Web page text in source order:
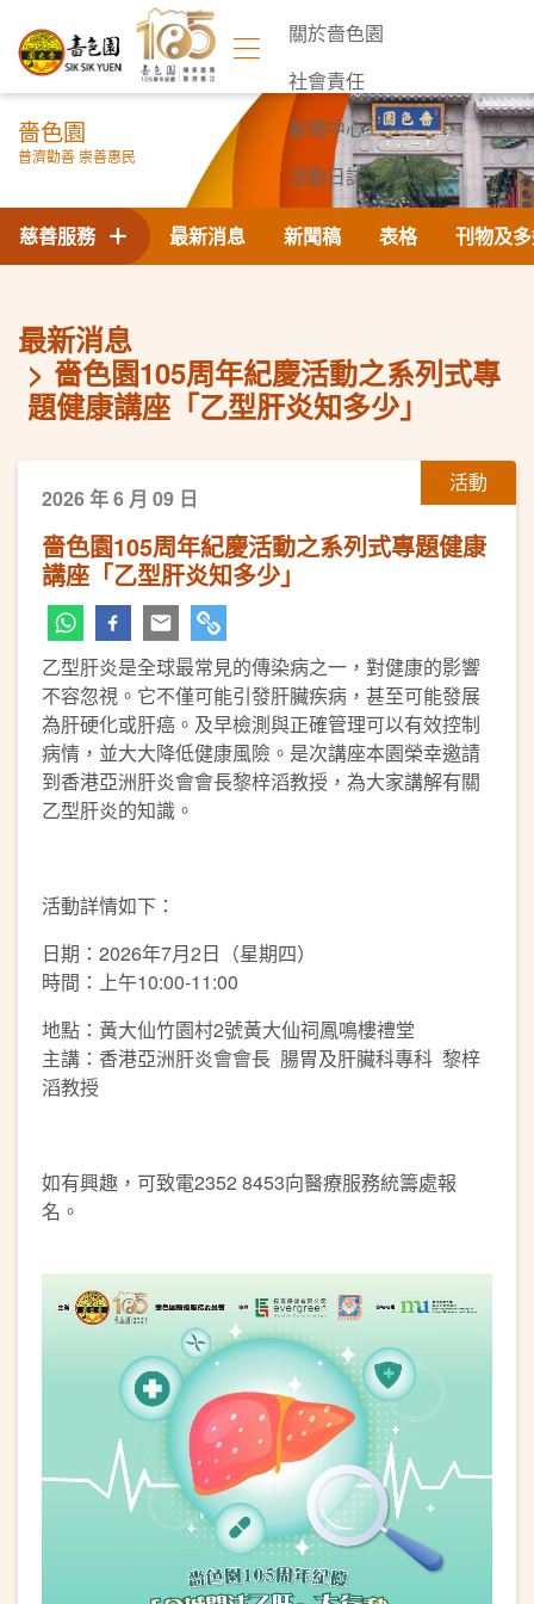
關於嗇色園
社會責任
新聞中心
活動日誌
聯絡我們
嗇色園
普濟勸善 崇善惠民
最新消息 新聞稿 表格 刊物及
慈善服務
最新消息
嗇色園105周年紀慶活動之系列式專
題健康講座「乙型肝炎知多少」
活動
2026 年 6 月 09 日
嗇色園105周年紀慶活動之系列式專題健康
講座「乙型肝炎知多少」
乙型肝炎是全球最常見的傳染病之一，對健康的影響
不容忽視。它不僅可能引發肝臟疾病，甚至可能發展
為肝硬化或肝癌。及早檢測與正確管理可以有效控制
病情，並大大降低健康風險。是次講座本園榮幸邀請
到香港亞洲肝炎會會長黎梓滔教授，為大家講解有關
乙型肝炎的知識。
活動詳情如下：
日期：2026年7月2日（星期四）
時間：上午10:00-11:00
地點：黃大仙竹園村2號黃大仙祠鳳鳴樓禮堂
主講：香港亞洲肝炎會會長 腸胃及肝臟科專科 黎梓
滔教授
如有興趣，可致電2352 8453向醫療服務統籌處報
名。